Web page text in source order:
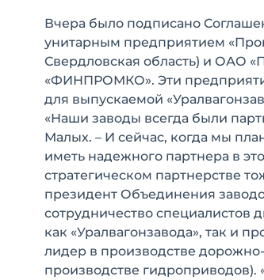
Вчера было подписано
унитарным предприятием
Свердловская область) и ОАО
«ФИНПРОМКО». Эти
для выпускаемой
«Наши заводы всегда были
Малых. – И сейчас, когда мы
иметь надежного партнера в
стратегическом партнерстве
президент Объединения
сотрудничество специалистов
как «Уралвагонзавода», так и
лидер в производстве
производстве гидроприводов).